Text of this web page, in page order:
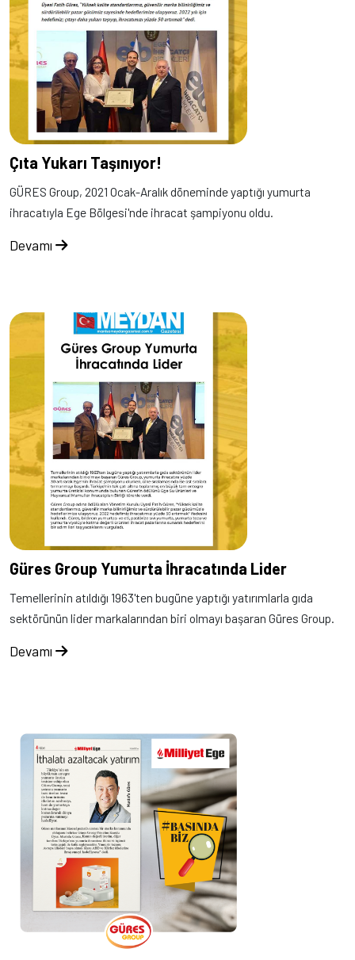
Çıta Yukarı Taşınıyor!
GÜRES Group, 2021 Ocak-Aralık döneminde yaptığı yumurta
ihracatıyla Ege Bölgesi'nde ihracat şampiyonu oldu.
Devamı
Güres Group Yumurta İhracatında Lider
Temellerinin atıldığı 1963'ten bugüne yaptığı yatırımlarla gıda
sektörünün lider markalarından biri olmayı başaran Güres Group.
Devamı